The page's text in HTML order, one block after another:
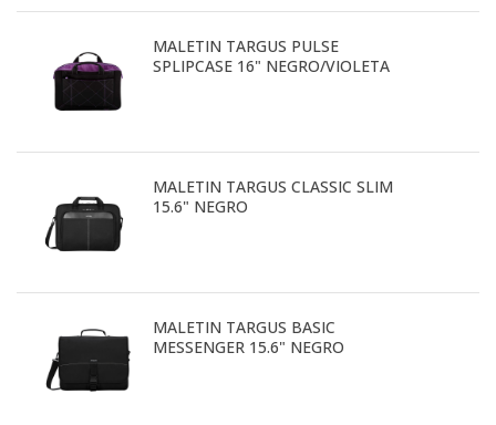
MALETIN TARGUS PULSE
SPLIPCASE 16" NEGRO/VIOLETA
MALETIN TARGUS CLASSIC SLIM
15.6" NEGRO
MALETIN TARGUS BASIC
MESSENGER 15.6" NEGRO